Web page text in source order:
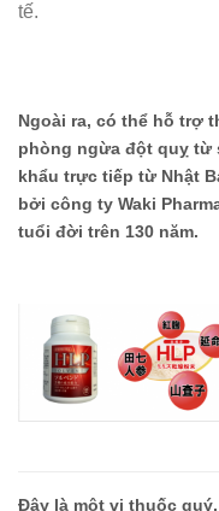
tế.
Ngoài ra, có thể hỗ trợ
phòng ngừa đột quỵ từ
khẩu trực tiếp từ Nhật
bởi công ty Waki
tuổi đời trên 130 năm.
Đây là một vị thuốc